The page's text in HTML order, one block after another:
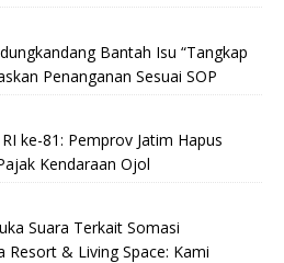
Bantah Isu “Tangkap
Penanganan Sesuai SOP
ke-81: Pemprov Jatim Hapus
Kendaraan Ojol
Suara Terkait Somasi
Resort & Living Space: Kami